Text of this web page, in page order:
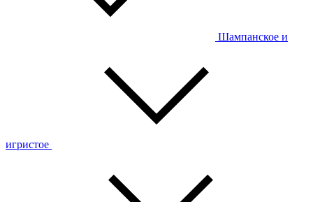
Шампанское и
игристое